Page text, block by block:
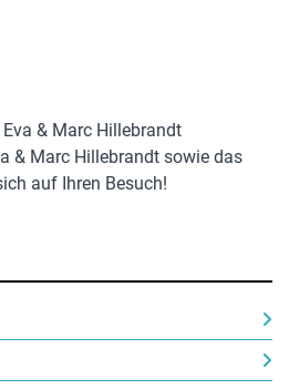
& Marc Hillebrandt sowie das
auf Ihren Besuch!